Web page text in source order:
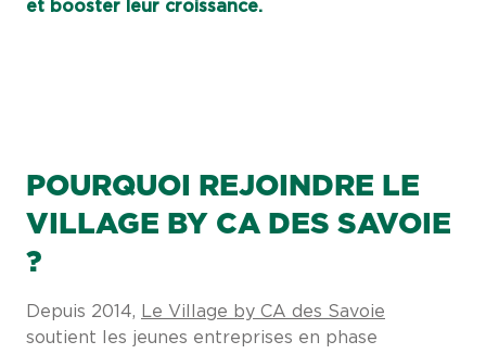
et booster leur croissance.
POURQUOI REJOINDRE LE
VILLAGE BY CA DES SAVOIE
?
Depuis 2014, Le Village by CA des Savoie
soutient les jeunes entreprises en phase